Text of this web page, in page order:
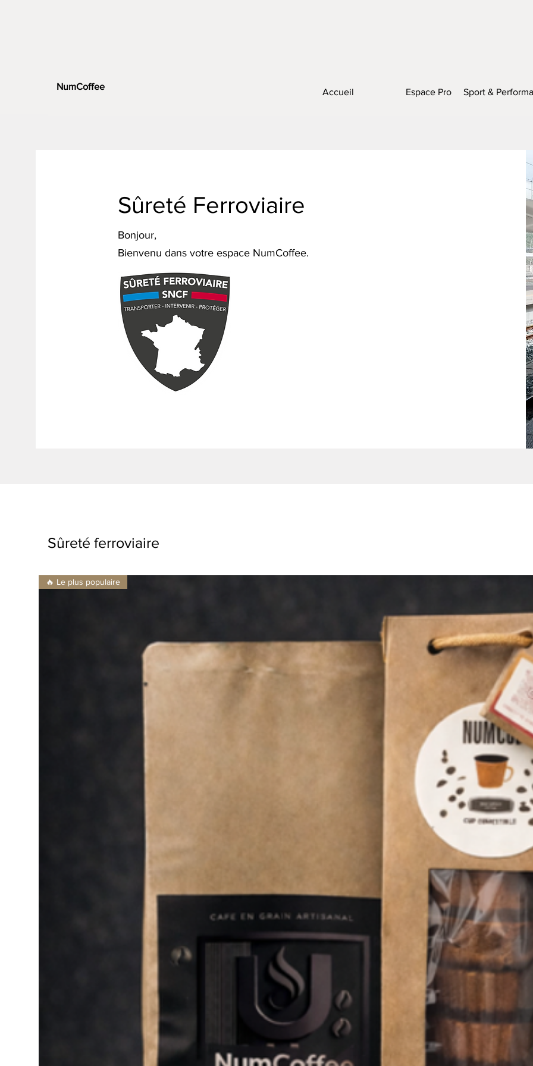
NumCoffee
Accueil Espace Pro Sport &
Sûreté Ferroviaire
Bonjour,
Bienvenu dans votre espace NumCoffee.
Sûreté ferroviaire
🔥 Le plus populaire